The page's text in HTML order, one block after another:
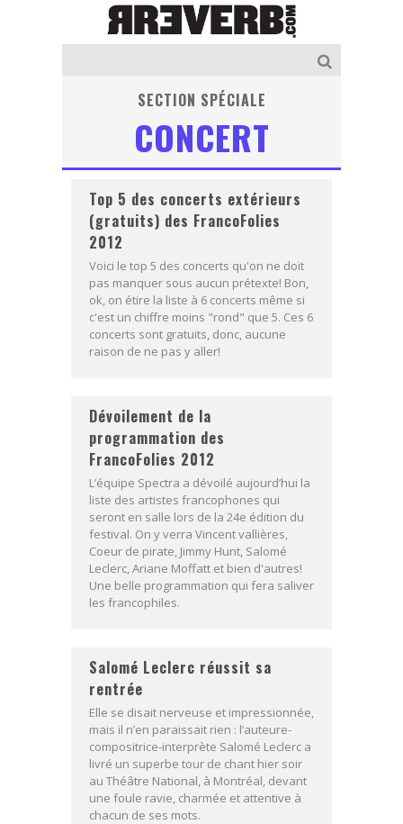
SECTION SPÉCIALE
CONCERT
Top 5 des concerts extérieurs
(gratuits) des FrancoFolies
2012
Voici le top 5 des concerts qu'on ne doit
pas manquer sous aucun prétexte! Bon,
ok, on étire la liste à 6 concerts même si
c'est un chiffre moins "rond" que 5. Ces 6
concerts sont gratuits, donc, aucune
raison de ne pas y aller!
Dévoilement de la
programmation des
FrancoFolies 2012
L’équipe Spectra a dévoilé aujourd’hui la
liste des artistes francophones qui
seront en salle lors de la 24e édition du
festival. On y verra Vincent vallières,
Coeur de pirate, Jimmy Hunt, Salomé
Leclerc, Ariane Moffatt et bien d'autres!
Une belle programmation qui fera saliver
les francophiles.
Salomé Leclerc réussit sa
rentrée
Elle se disait nerveuse et impressionnée,
mais il n’en paraissait rien : l’auteure-
compositrice-interprète Salomé Leclerc a
livré un superbe tour de chant hier soir
au Théâtre National, à Montréal, devant
une foule ravie, charmée et attentive à
chacun de ses mots.